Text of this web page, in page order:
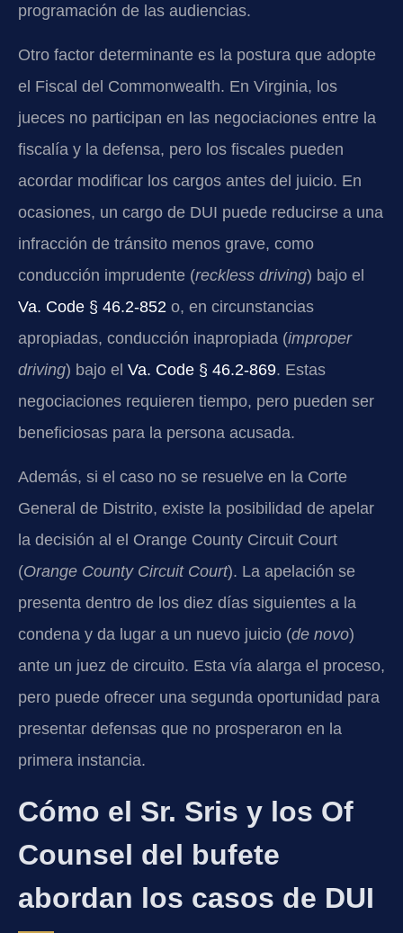
programación de las audiencias.
Otro factor determinante es la postura que adopte
el Fiscal del Commonwealth. En Virginia, los
jueces no participan en las negociaciones entre la
fiscalía y la defensa, pero los fiscales pueden
acordar modificar los cargos antes del juicio. En
ocasiones, un cargo de DUI puede reducirse a una
infracción de tránsito menos grave, como
conducción imprudente (reckless driving) bajo el
Va. Code § 46.2-852 o, en circunstancias
apropiadas, conducción inapropiada (improper
driving) bajo el Va. Code § 46.2-869. Estas
negociaciones requieren tiempo, pero pueden ser
beneficiosas para la persona acusada.
Además, si el caso no se resuelve en la Corte
General de Distrito, existe la posibilidad de apelar
la decisión al el Orange County Circuit Court
(Orange County Circuit Court). La apelación se
presenta dentro de los diez días siguientes a la
condena y da lugar a un nuevo juicio (de novo)
ante un juez de circuito. Esta vía alarga el proceso,
pero puede ofrecer una segunda oportunidad para
presentar defensas que no prosperaron en la
primera instancia.
Cómo el Sr. Sris y los Of
Counsel del bufete
abordan los casos de DUI